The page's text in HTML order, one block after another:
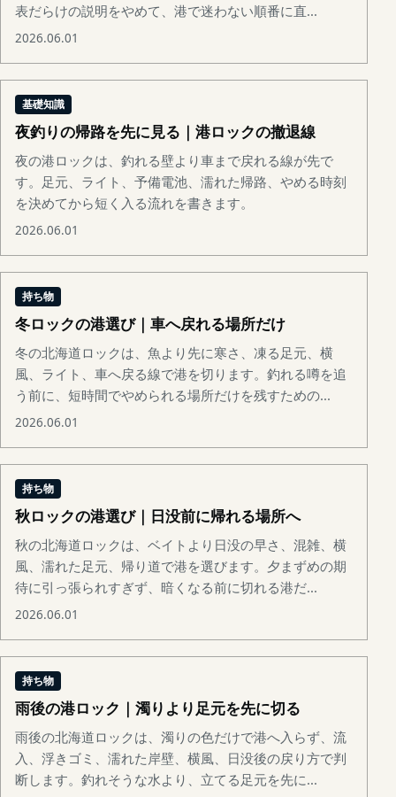
表だらけの説明をやめて、港で迷わない順番に直...
2026.06.01
基礎知識
夜釣りの帰路を先に見る｜港ロックの撤退線
夜の港ロックは、釣れる壁より車まで戻れる線が先で
す。足元、ライト、予備電池、濡れた帰路、やめる時刻
を決めてから短く入る流れを書きます。
2026.06.01
持ち物
冬ロックの港選び｜車へ戻れる場所だけ
冬の北海道ロックは、魚より先に寒さ、凍る足元、横
風、ライト、車へ戻る線で港を切ります。釣れる噂を追
う前に、短時間でやめられる場所だけを残すための...
2026.06.01
持ち物
秋ロックの港選び｜日没前に帰れる場所へ
秋の北海道ロックは、ベイトより日没の早さ、混雑、横
風、濡れた足元、帰り道で港を選びます。夕まずめの期
待に引っ張られすぎず、暗くなる前に切れる港だ...
2026.06.01
持ち物
雨後の港ロック｜濁りより足元を先に切る
雨後の北海道ロックは、濁りの色だけで港へ入らず、流
入、浮きゴミ、濡れた岸壁、横風、日没後の戻り方で判
断します。釣れそうな水より、立てる足元を先に...